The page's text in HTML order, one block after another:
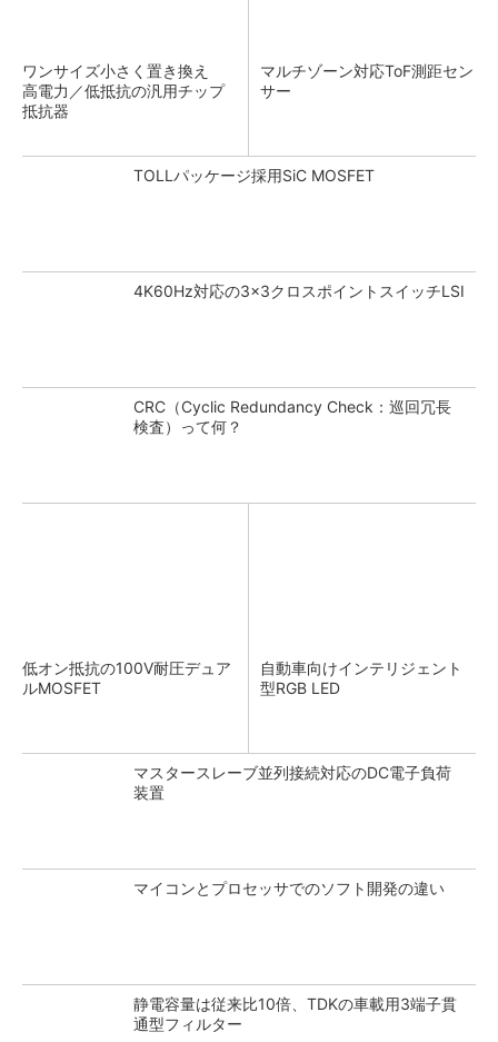
ワンサイズ小さく置き換え
高電力／低抵抗の汎用チップ
抵抗器
マルチゾーン対応ToF測距セン
サー
TOLLパッケージ採用SiC MOSFET
4K60Hz対応の3×3クロスポイントスイッチLSI
CRC（Cyclic Redundancy Check：巡回冗長
検査）って何？
低オン抵抗の100V耐圧デュア
ルMOSFET
自動車向けインテリジェント
型RGB LED
マスタースレーブ並列接続対応のDC電子負荷
装置
マイコンとプロセッサでのソフト開発の違い
静電容量は従来比10倍、TDKの車載用3端子貫
通型フィルター